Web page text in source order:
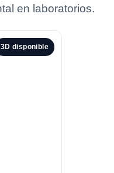
en laboratorios.
3D disponible